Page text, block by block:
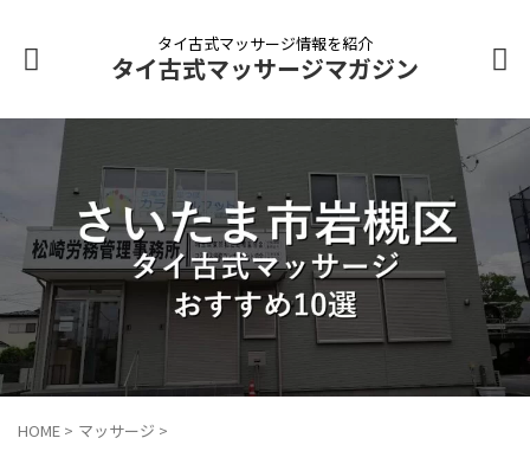
タイ古式マッサージ情報を紹介
タイ古式マッサージマガジン
HOME > マッサージ >